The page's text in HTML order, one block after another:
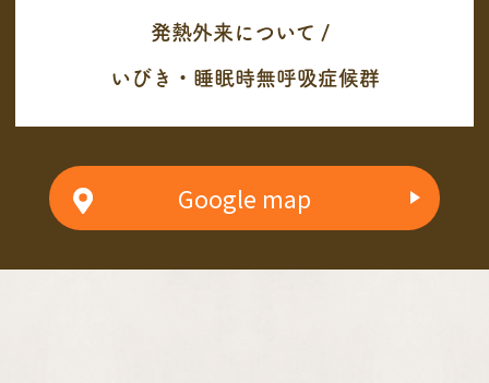
発熱外来について /
いびき・睡眠時無呼吸症候群
Google map